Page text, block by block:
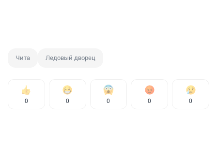
Чита Ледовый дворец
0 0 0 0 0